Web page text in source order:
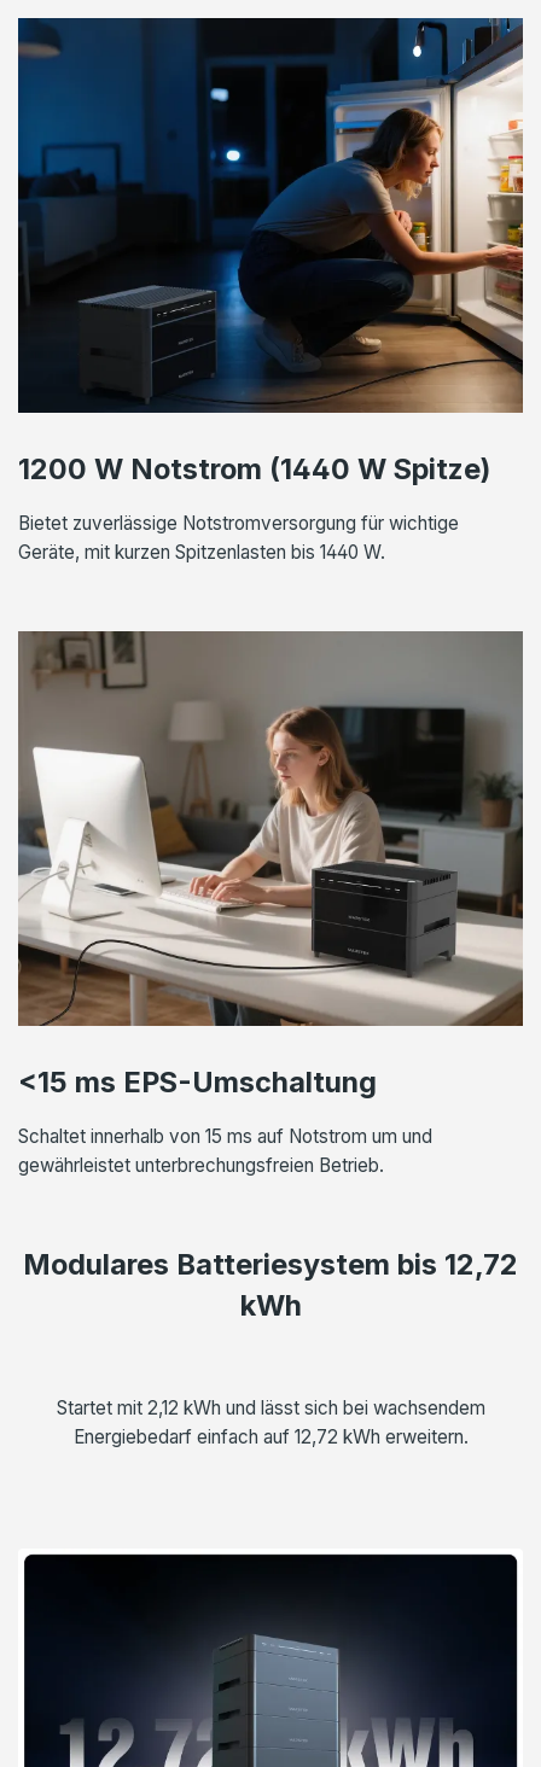
1200 W Notstrom (1440 W Spitze)
Bietet zuverlässige Notstromversorgung für wichtige
Geräte, mit kurzen Spitzenlasten bis 1440 W.
<15 ms EPS-Umschaltung
Schaltet innerhalb von 15 ms auf Notstrom um und
gewährleistet unterbrechungsfreien Betrieb.
Modulares Batteriesystem bis 12,72
kWh
Startet mit 2,12 kWh und lässt sich bei wachsendem
Energiebedarf einfach auf 12,72 kWh erweitern.